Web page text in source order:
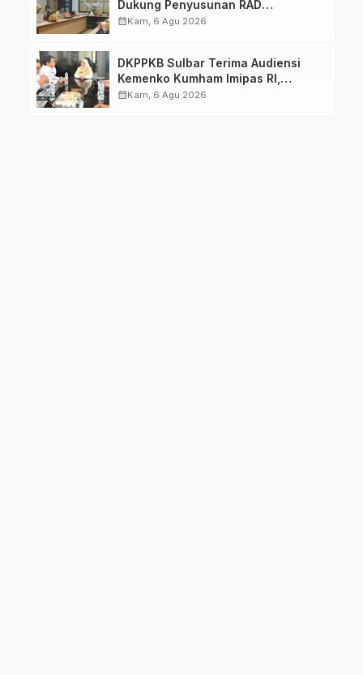
Dukung Penyusunan RAD
TPB/SDGs Sulawesi Barat
calendar_monthKam, 6 Agu 2026
DKPPKB Sulbar Terima Audiensi
Kemenko Kumham Imipas RI,
Perkuat Pelayanan Kesehatan bagi
calendar_monthKam, 6 Agu 2026